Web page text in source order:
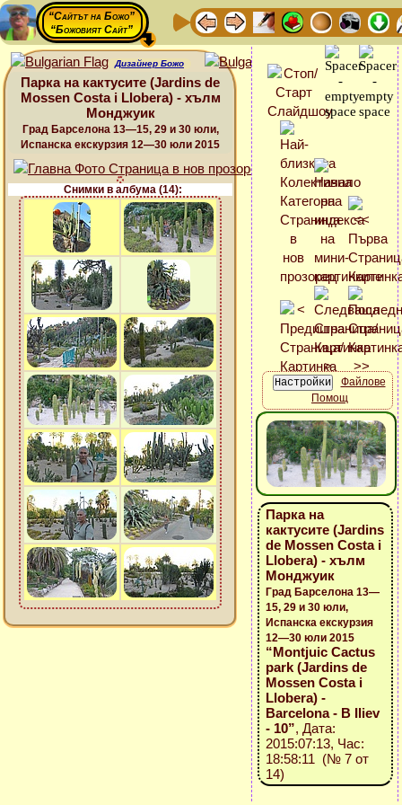
“Сайтът на Божо”
“Божовият Сайт”
Дизайнер Божо
Парка на кактусите (Jardins de
Mossen Costa i Llobera) - хълм
Монджуик
Град Барселона 13—15, 29 и 30 юли,
Испанска екскурзия 12—30 юли 2015
Снимки в албума (14):
Файлове
Помощ
Парка на
кактусите (Jardins
de Mossen Costa i
Llobera) - хълм
Монджуик
Град Барселона 13—
15, 29 и 30 юли,
Испанска екскурзия
12—30 юли 2015
“Montjuic Cactus
park (Jardins de
Mossen Costa i
Llobera) -
Barcelona - B Iliev
- 10”, Дата:
2015:07:13, Час:
18:58:11 (№ 7 от
14)